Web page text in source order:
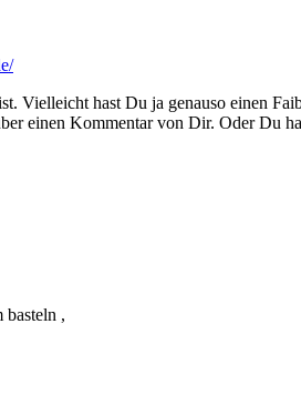
Vielleicht hast Du ja genauso einen
einen Kommentar von Dir. Oder Du
basteln ,